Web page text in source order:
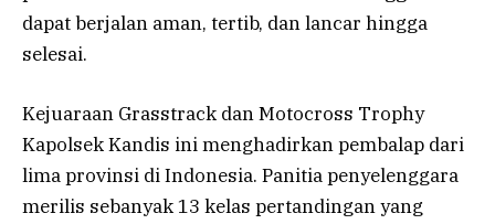
dapat berjalan aman, tertib, dan lancar hingga
selesai.
Kejuaraan Grasstrack dan Motocross Trophy
Kapolsek Kandis ini menghadirkan pembalap dari
lima provinsi di Indonesia. Panitia penyelenggara
merilis sebanyak 13 kelas pertandingan yang